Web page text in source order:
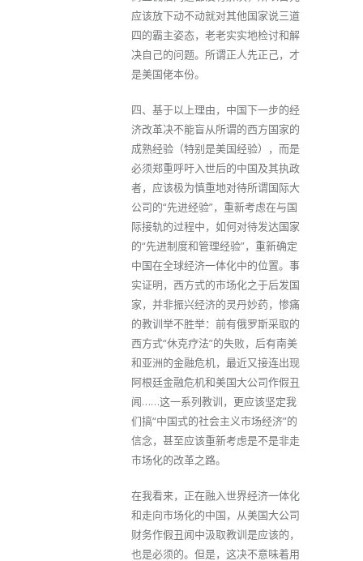
应该放下动不动就对其他国家说三道
四的霸主姿态，老老实实地检讨和解
决自己的问题。所谓正人先正己，才
是美国佬本份。
四、基于以上理由，中国下一步的经
济改革决不能盲从所谓的西方国家的
成熟经验（特别是美国经验），而是
必须郑重呼吁入世后的中国及其执政
者，应该极为慎重地对待所谓国际大
公司的“先进经验”，重新考虑在与国
际接轨的过程中，如何对待发达国家
的“先进制度和管理经验”，重新确定
中国在全球经济一体化中的位置。事
实证明，西方式的市场化之于后发国
家，并非振兴经济的灵丹妙药，惨痛
的教训举不胜举：前有俄罗斯采取的
西方式“休克疗法”的失败，后有南美
和亚洲的金融危机，最近又接连出现
阿根廷金融危机和美国大公司作假丑
闻……这一系列教训，更应该坚定我
们搞“中国式的社会主义市场经济”的
信念，甚至应该重新考虑是不是非走
市场化的改革之路。
在我看来，正在融入世界经济一体化
和走向市场化的中国，从美国大公司
财务作假丑闻中汲取教训是应该的，
也是必须的。但是，这决不意味着用